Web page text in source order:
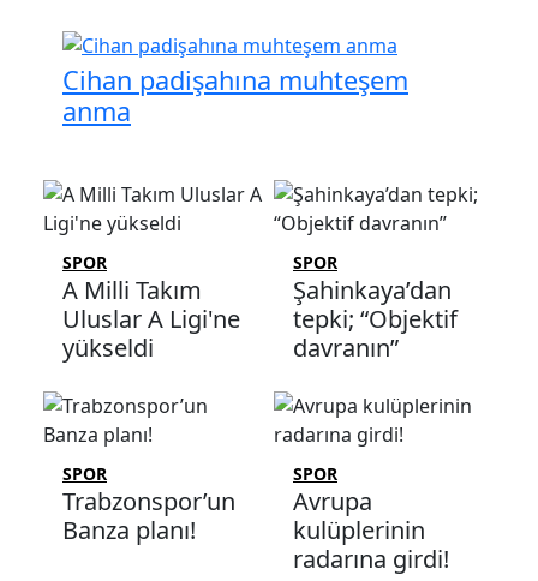
Cihan padişahına muhteşem
anma
SPOR
A Milli Takım
Uluslar A Ligi'ne
yükseldi
SPOR
Şahinkaya’dan
tepki; “Objektif
davranın”
SPOR
Trabzonspor’un
Banza planı!
SPOR
Avrupa
kulüplerinin
radarına girdi!